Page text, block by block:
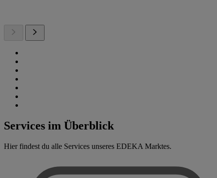
Services im Überblick
Hier findest du alle Services unseres EDEKA Marktes.